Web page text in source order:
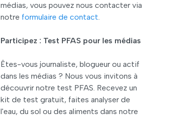
médias, vous pouvez nous contacter via
notre formulaire de contact.
Participez : Test PFAS pour les médias
Êtes-vous journaliste, blogueur ou actif
dans les médias ? Nous vous invitons à
découvrir notre test PFAS. Recevez un
kit de test gratuit, faites analyser de
l'eau, du sol ou des aliments dans notre